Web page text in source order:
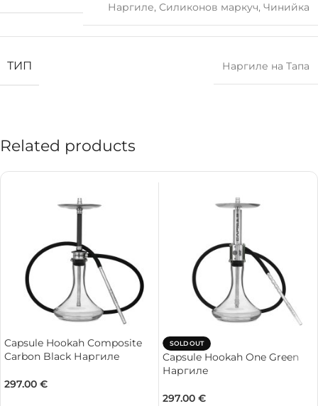
Наргиле, Силиконов маркуч, Чинийка
ТИП Наргиле на Тапа
Related products
Capsule Hookah Composite
Carbon Black Наргиле
297.00 €
SOLD OUT
Capsule Hookah One Green
Наргиле
297.00 €